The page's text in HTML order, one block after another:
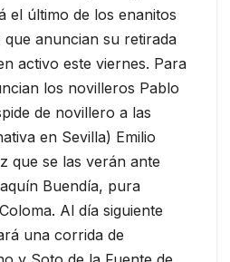
el último de los enanitos
anuncian su retirada
activo este viernes. Para
los novilleros Pablo
de novillero a las
en Sevilla) Emilio
que se las verán ante
Buendía, pura
Al día siguiente
una corrida de